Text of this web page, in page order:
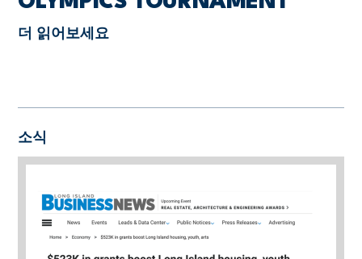
더 읽어보세요
소식